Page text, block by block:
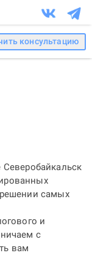
консультацию
самых
и
с
вам